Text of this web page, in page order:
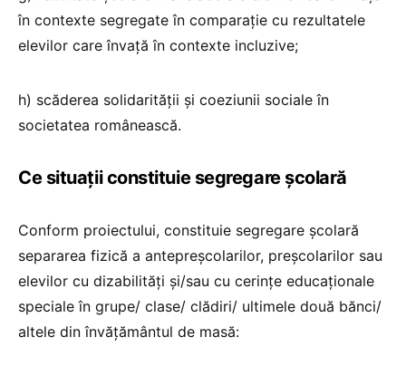
în contexte segregate în comparație cu rezultatele
elevilor care învață în contexte incluzive;
h) scăderea solidarității și coeziunii sociale în
societatea românească.
Ce situații constituie segregare școlară
Conform proiectului, constituie segregare școlară
separarea fizică a antepreșcolarilor, preșcolarilor sau
elevilor cu dizabilități și/sau cu cerințe educaționale
speciale în grupe/ clase/ clădiri/ ultimele două bănci/
altele din învățământul de masă: